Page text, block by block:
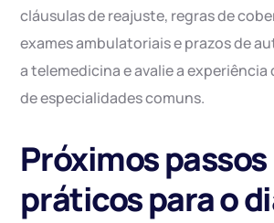
cláusulas de reajuste, regras de
exames ambulatoriais e prazos de
a telemedicina e avalie a
de especialidades comuns.
Próximos passos
práticos para o